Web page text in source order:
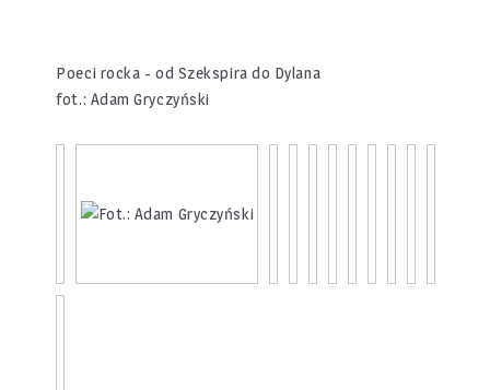
Poeci rocka - od Szekspira do Dylana
fot.: Adam Gryczyński